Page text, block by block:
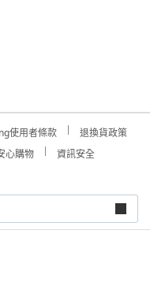
使用者條款
退換貨政策
心購物
資訊安全